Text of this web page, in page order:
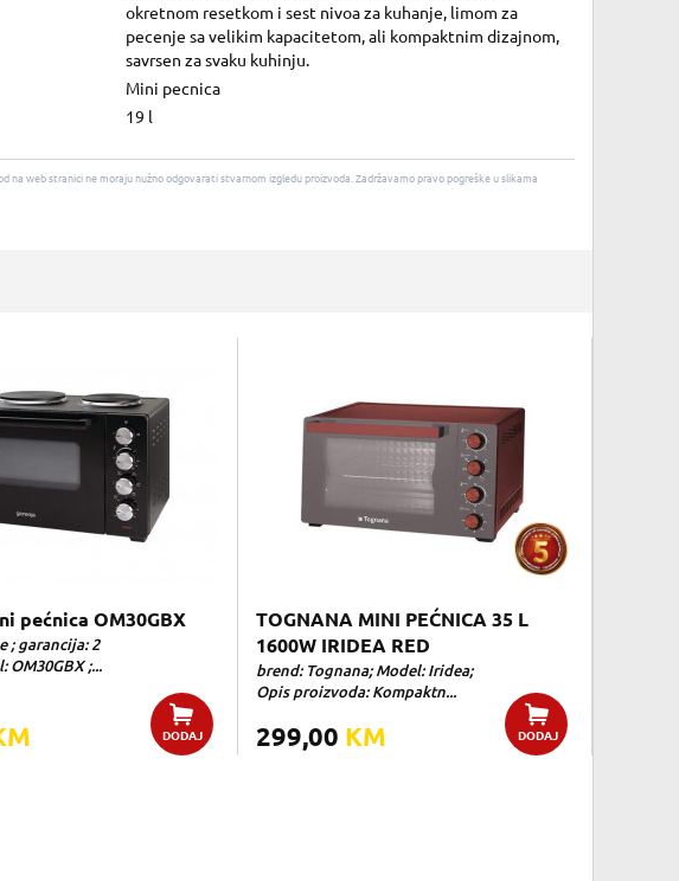
okretnom resetkom i sest nivoa za kuhanje, limom za
pecenje sa velikim kapacitetom, ali kompaktnim dizajnom,
savrsen za svaku kuhinju.
Mini pecnica
19 l
na web stranici ne moraju nužno odgovarati stvarnom izgledu proizvoda. Zadržavamo pravo pogreške u slikama
pećnica OM30GBX
; garancija: 2
OM30GBX ;...
DODAJ
TOGNANA MINI PEĆNICA 35 L
1600W IRIDEA RED
brend: Tognana; Model: Iridea;
Opis proizvoda: Kompaktn...
299,00 KM DODAJ